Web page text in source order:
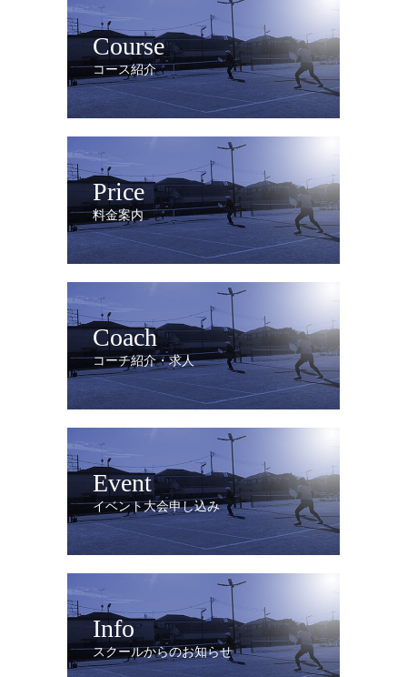
Course
コース紹介
Price
料金案内
Coach
コーチ紹介・求人
Event
イベント大会申し込み
Info
スクールからのお知らせ